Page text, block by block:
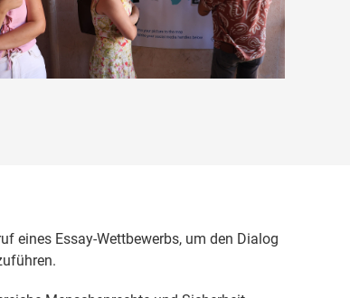
eines Essay-Wettbewerbs, um den Dialog